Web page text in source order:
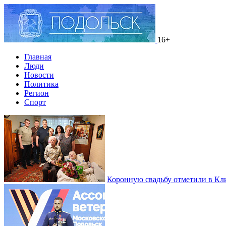
16+
Главная
Люди
Новости
Политика
Регион
Спорт
Коронную свадьбу отметили в